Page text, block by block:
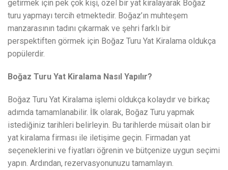
getirmek için pek çok kişi, özel bir yat kiralayarak Boğaz
turu yapmayı tercih etmektedir. Boğaz’ın muhteşem
manzarasının tadını çıkarmak ve şehri farklı bir
perspektiften görmek için Boğaz Turu Yat Kiralama oldukça
popülerdir.
Boğaz Turu Yat Kiralama Nasıl Yapılır?
Boğaz Turu Yat Kiralama işlemi oldukça kolaydır ve birkaç
adımda tamamlanabilir. İlk olarak, Boğaz Turu yapmak
istediğiniz tarihleri belirleyin. Bu tarihlerde müsait olan bir
yat kiralama firması ile iletişime geçin. Firmadan yat
seçeneklerini ve fiyatları öğrenin ve bütçenize uygun seçimi
yapın. Ardından, rezervasyonunuzu tamamlayın.